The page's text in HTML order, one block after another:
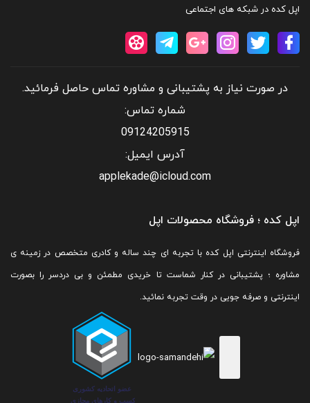
اپل کده در شبکه های اجتماعی
در صورت نیاز به پشتیبانی و مشاوره تماس حاصل فرمائید.
شماره تماس:
09124205915
آدرس ایمیل:
applekade@icloud.com
اپل کده ؛ فروشگاه محصولات اپل
فروشگاه اینترنتی اپل کده با تجربه ای چند ساله و کادری متخصص در زمینه ی
مشاوره ؛ پشتیبانی در کنار شماست تا خریدی مطمئن و بی دردسر را بصورت
اینترنتی و صرفه جویی در وقت تجربه نمائید.